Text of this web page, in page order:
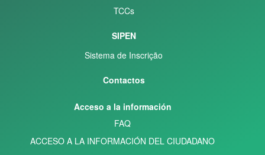
TCCs
SIPEN
Sistema de Inscrição
Contactos
Acceso a la información
FAQ
ACCESO A LA INFORMACIÓN DEL CIUDADANO